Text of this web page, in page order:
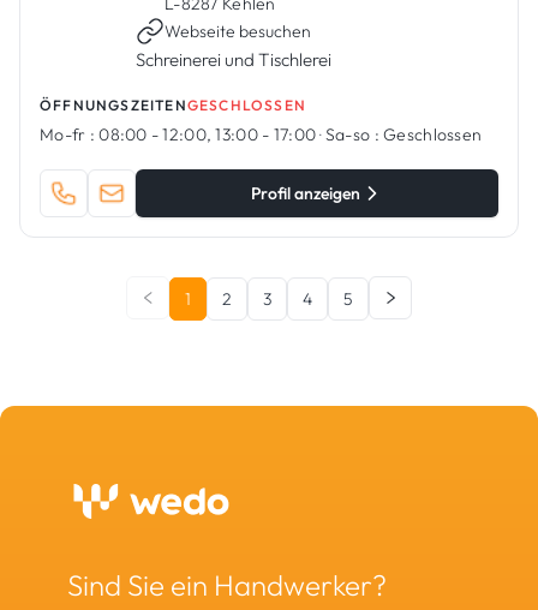
Webseite besuchen
Schreinerei und Tischlerei
ÖFFNUNGSZEITENGESCHLOSSEN
Mo-fr : 08:00 - 12:00, 13:00 - 17:00·Sa-so : Geschlossen
Profil anzeigen
1 2 3 4 5
Sind Sie ein Handwerker?